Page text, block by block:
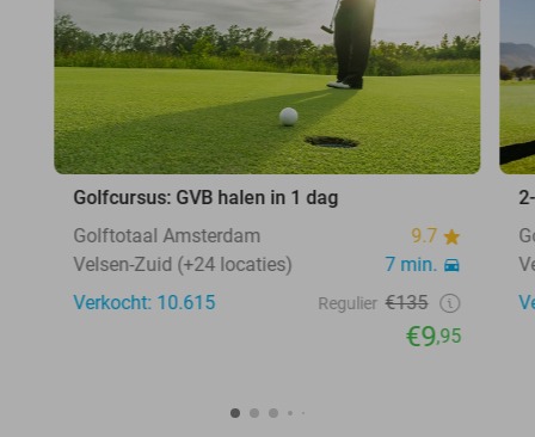
Golfcursus: GVB halen in 1 dag
Golftotaal Amsterdam
9.7
Velsen-Zuid (+24 locaties)
7 min.
Verkocht: 10.615
Regulier €135
€9,95